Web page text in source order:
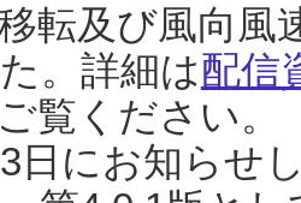
転及び風向風
。詳細は配信
覧ください。
日にお知らせ